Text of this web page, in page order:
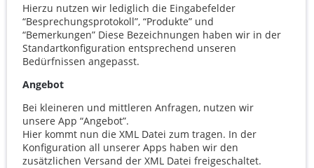
Hierzu nutzen wir lediglich die Eingabefelder
“Besprechungsprotokoll”, “Produkte” und
“Bemerkungen” Diese Bezeichnungen haben wir in der
Standartkonfiguration entsprechend unseren
Bedürfnissen angepasst.
Angebot
Bei kleineren und mittleren Anfragen, nutzen wir
unsere App “Angebot”.
Hier kommt nun dieXML Datei zum tragen. In der
Konfiguration all unserer Apps haben wir den
zusätzlichen Versand derXML Datei freigeschaltet.